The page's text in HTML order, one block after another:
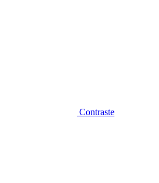
Contraste